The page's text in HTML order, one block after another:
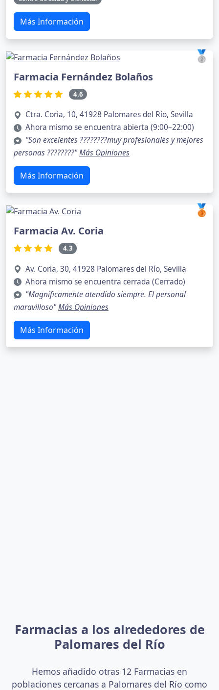
Más Información
🥈
Farmacia Fernández Bolaños
4.6
Ctra. Coria, 10, 41928 Palomares del Río, Sevilla
Ahora mismo se encuentra abierta (9:00–22:00)
"Son excelentes ????????muy profesionales y mejores
personas ????????"Más Opiniones
Más Información
🥉
Farmacia Av. Coria
4.3
Av. Coria, 30, 41928 Palomares del Río, Sevilla
Ahora mismo se encuentra cerrada (Cerrado)
"Magníficamente atendido siempre. El personal
maravilloso"Más Opiniones
Más Información
Farmacias a los alrededores de
Palomares del Río
Hemos añadido otras 12 Farmacias en
poblaciones cercanas a Palomares del Río como